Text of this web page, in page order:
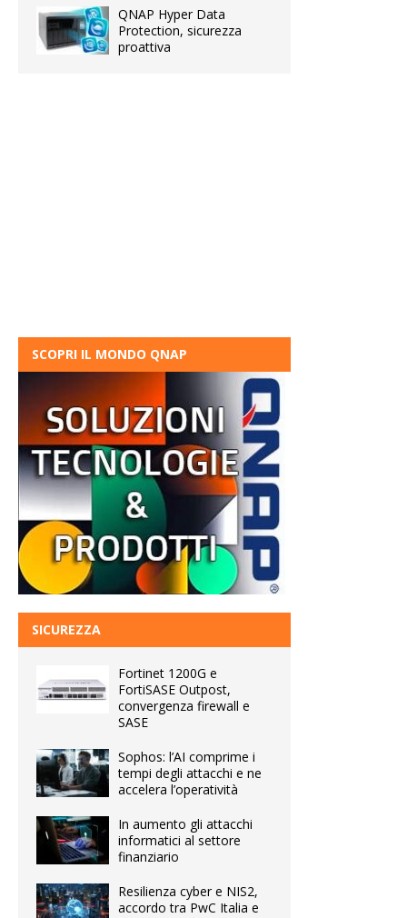
QNAP Hyper Data
Protection, sicurezza
proattiva
SCOPRI IL MONDO QNAP
SICUREZZA
Fortinet 1200G e
FortiSASE Outpost,
convergenza firewall e
SASE
Sophos: l’AI comprime i
tempi degli attacchi e ne
accelera l’operatività
In aumento gli attacchi
informatici al settore
finanziario
Resilienza cyber e NIS2,
accordo tra PwC Italia e